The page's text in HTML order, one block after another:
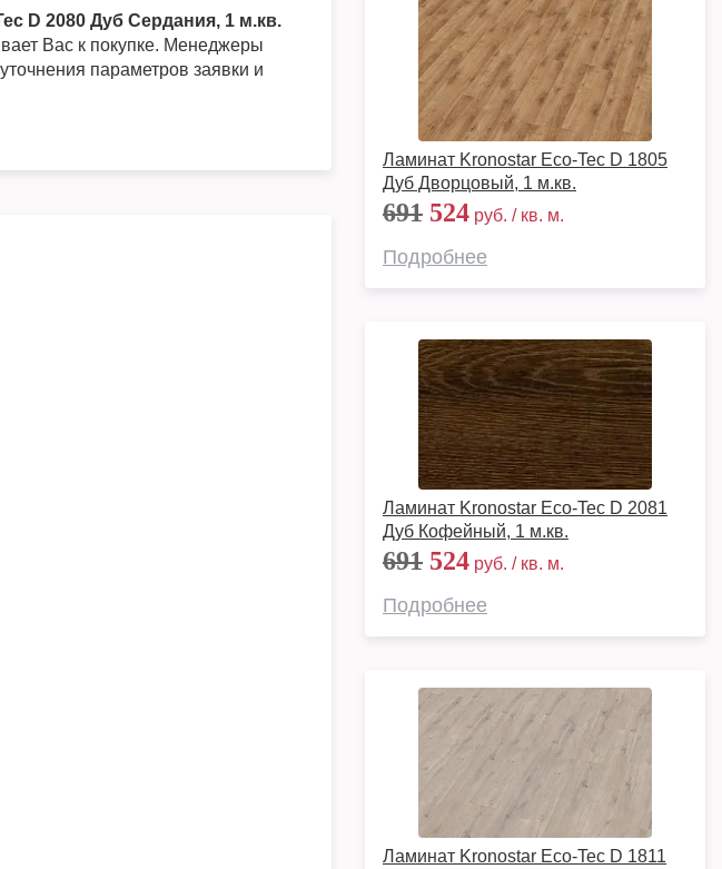
D 2080 Дуб Сердания, 1 м.кв.
Вас к покупке. Менеджеры
параметров заявки и
Ламинат Kronostar Eco-Tec D 1805
Дуб Дворцовый, 1 м.кв.
691 524 руб. / кв. м.
Подробнее
Ламинат Kronostar Eco-Tec D 2081
Дуб Кофейный, 1 м.кв.
691 524 руб. / кв. м.
Подробнее
Ламинат Kronostar Eco-Tec D 1811